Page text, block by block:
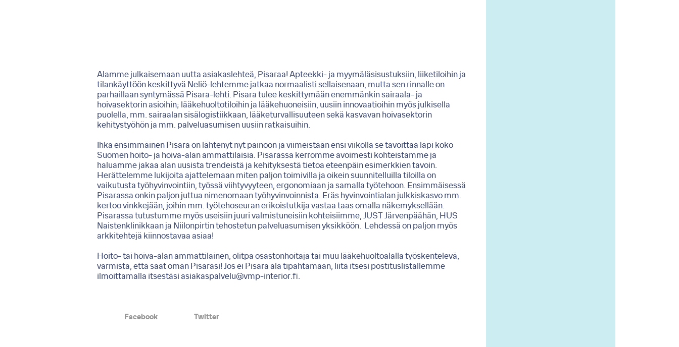
Alamme julkaisemaan uutta asiakaslehteä, Pisaraa! Apteekki- ja myymäläsisustuksiin, liiketiloihin ja
tilankäyttöön keskittyvä Neliö-lehtemme jatkaa normaalisti sellaisenaan, mutta sen rinnalle on
parhaillaan syntymässä Pisara-lehti. Pisara tulee keskittymään enemmänkin sairaala- ja
hoivasektorin asioihin; lääkehuoltotiloihin ja lääkehuoneisiin, uusiin innovaatioihin myös julkisella
puolella, mm. sairaalan sisälogistiikkaan, lääketurvallisuuteen sekä kasvavan hoivasektorin
kehitystyöhön ja mm. palveluasumisen uusiin ratkaisuihin.
Ihka ensimmäinen Pisara on lähtenyt nyt painoon ja viimeistään ensi viikolla se tavoittaa läpi koko
Suomen hoito- ja hoiva-alan ammattilaisia. Pisarassa kerromme avoimesti kohteistamme ja
haluamme jakaa alan uusista trendeistä ja kehityksestä tietoa eteenpäin esimerkkien tavoin.
Herättelemme lukijoita ajattelemaan miten paljon toimivilla ja oikein suunnitelluilla tiloilla on
vaikutusta työhyvinvointiin, työssä viihtyvyyteen, ergonomiaan ja samalla työtehoon. Ensimmäisessä
Pisarassa onkin paljon juttua nimenomaan työhyvinvoinnista. Eräs hyvinvointialan julkkiskasvo mm.
kertoo vinkkejään, joihin mm. työtehoseuran erikoistutkija vastaa taas omalla näkemyksellään.
Pisarassa tutustumme myös useisiin juuri valmistuneisiin kohteisiimme, JUST Järvenpäähän, HUS
Naistenklinikkaan ja Niilonpirtin tehostetun palveluasumisen yksikköön. Lehdessä on paljon myös
arkkitehtejä kiinnostavaa asiaa!
Hoito- tai hoiva-alan ammattilainen, olitpa osastonhoitaja tai muu lääkehuoltoalalla työskentelevä,
varmista, että saat oman Pisarasi! Jos ei Pisara ala tipahtamaan, liitä itsesi postituslistallemme
ilmoittamalla itsestäsi asiakaspalvelu@vmp-interior.fi
Facebook Twitter